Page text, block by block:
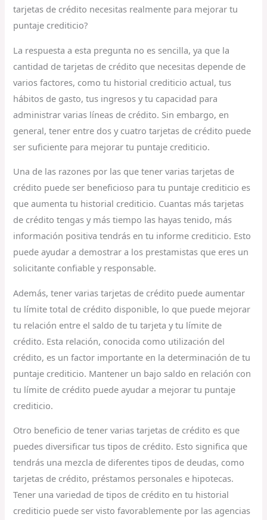
tarjetas de crédito necesitas realmente para mejorar tu
puntaje crediticio?
La respuesta a esta pregunta no es sencilla, ya que la
cantidad de tarjetas de crédito que necesitas depende de
varios factores, como tu historial crediticio actual, tus
hábitos de gasto, tus ingresos y tu capacidad para
administrar varias líneas de crédito. Sin embargo, en
general, tener entre dos y cuatro tarjetas de crédito puede
ser suficiente para mejorar tu puntaje crediticio.
Una de las razones por las que tener varias tarjetas de
crédito puede ser beneficioso para tu puntaje crediticio es
que aumenta tu historial crediticio. Cuantas más tarjetas
de crédito tengas y más tiempo las hayas tenido, más
información positiva tendrás en tu informe crediticio. Esto
puede ayudar a demostrar a los prestamistas que eres un
solicitante confiable y responsable.
Además, tener varias tarjetas de crédito puede aumentar
tu límite total de crédito disponible, lo que puede mejorar
tu relación entre el saldo de tu tarjeta y tu límite de
crédito. Esta relación, conocida como utilización del
crédito, es un factor importante en la determinación de tu
puntaje crediticio. Mantener un bajo saldo en relación con
tu límite de crédito puede ayudar a mejorar tu puntaje
crediticio.
Otro beneficio de tener varias tarjetas de crédito es que
puedes diversificar tus tipos de crédito. Esto significa que
tendrás una mezcla de diferentes tipos de deudas, como
tarjetas de crédito, préstamos personales e hipotecas.
Tener una variedad de tipos de crédito en tu historial
crediticio puede ser visto favorablemente por las agencias